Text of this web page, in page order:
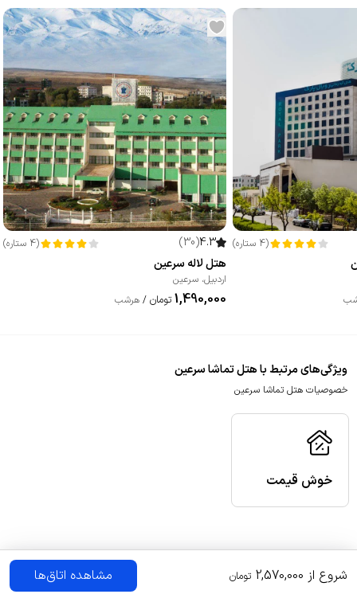
(
4 ستاره)
4.3
(
30
)
(
4 ستاره)
هتل لاله سرعین
اردبیل، سرعین
1,490,000 تومان / هرشب
ویژگی‌های مرتبط با هتل تماشا سرعین
خصوصیات هتل تماشا سرعین
خوش قیمت
شروع از 2,570,000 تومان مشاهده اتاق‌ها